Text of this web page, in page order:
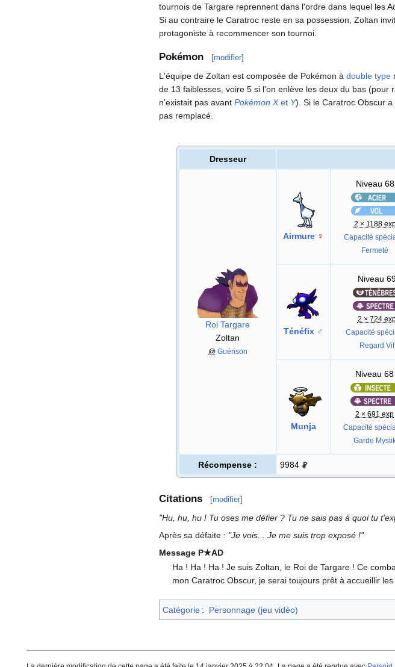
tournois de Targare reprennent dans l'ordre dans lequel les
Si au contraire le Caratroc reste en sa possession, Zoltan
protagoniste à recommencer son tournoi.
Pokémon [modifier]
L'équipe de Zoltan est composée de Pokémon à double type
de 13 faiblesses, voire 5 si l'on enlève les deux du bas (pour
n'existait pas avant Pokémon Xet Y). Si le Caratroc Obscur
pas remplacé.
Dresseur
Roi Targare
Zoltan
@ Guérison
Airmure ♀
Niveau 68
2 × 1188
Capacité
Fermeté
Ténéfix ♂
Niveau
2 × 724
Capacité
Regard Vif
Munja
Niveau 68
2 × 691 exp
Capacité
Garde
Récompense : 9984
Citations [modifier]
"Hu, hu, hu ! Tu oses me défier ? Tu ne sais pas à quoi tu
Après sa défaite : "Je vois... Je me suis trop exposé !"
Message P★AD
Ha ! Ha ! Ha ! Je suis Zoltan, le Roi de Targare ! Ce
mon Caratroc Obscur, je serai toujours prêt à accueillir
Catégorie : Personnage (jeu vidéo)